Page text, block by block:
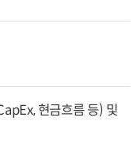
현금흐름 등) 및